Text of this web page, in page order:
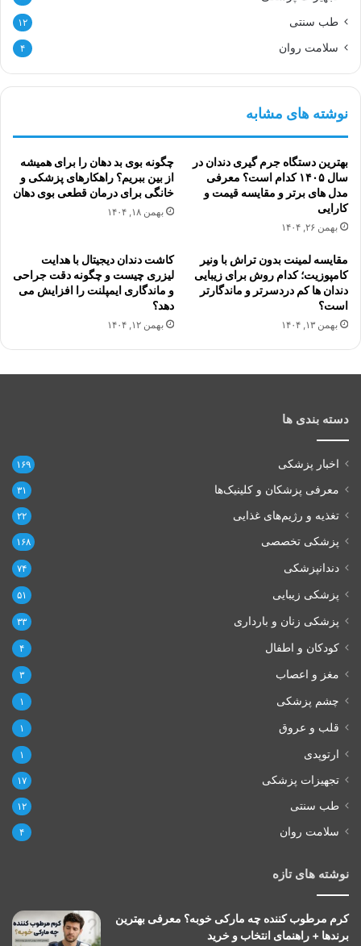
طب سنتی ۱۲
سلامت روان ۴
نوشته های مشابه
بهترین دستگاه جرم گیری دندان در
سال ۱۴۰۵ کدام است؟ معرفی
مدل های برتر و مقایسه قیمت و
کارایی
بهمن ۲۶, ۱۴۰۴
چگونه بوی بد دهان را برای همیشه
از بین ببریم؟ راهکارهای پزشکی و
خانگی برای درمان قطعی بوی دهان
بهمن ۱۸, ۱۴۰۴
مقایسه لمینت بدون تراش با ونیر
کامپوزیت؛ کدام روش برای زیبایی
دندان ها کم دردسرتر و ماندگارتر
است؟
بهمن ۱۳, ۱۴۰۴
کاشت دندان دیجیتال با هدایت
لیزری چیست و چگونه دقت جراحی
و ماندگاری ایمپلنت را افزایش می
دهد؟
بهمن ۱۲, ۱۴۰۴
دسته بندی ها
اخبار پزشکی ۱۶۹
معرفی پزشکان و کلینیک‌ها ۳۱
تغذیه و رژیم‌های غذایی ۲۲
پزشکی تخصصی ۱۶۸
دندانپزشکی ۷۴
پزشکی زیبایی ۵۱
پزشکی زنان و بارداری ۳۳
کودکان و اطفال ۴
مغز و اعصاب ۳
چشم پزشکی ۱
قلب و عروق ۱
ارتوپدی ۱
تجهیزات پزشکی ۱۷
طب سنتی ۱۲
سلامت روان ۴
نوشته های تازه
کرم مرطوب کننده چه مارکی خوبه؟ معرفی بهترین
برندها + راهنمای انتخاب و خرید